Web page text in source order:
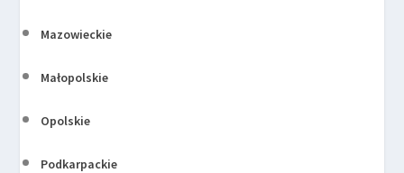
Mazowieckie
Małopolskie
Opolskie
Podkarpackie